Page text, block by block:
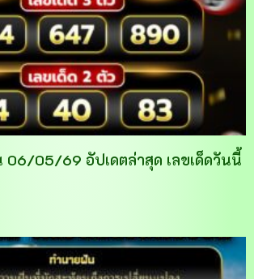
06/05/69 อัปเดตล่าสุด เลขเด็ดวันนี้